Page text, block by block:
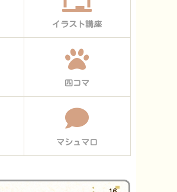
イラスト講座
四コマ
マシュマロ